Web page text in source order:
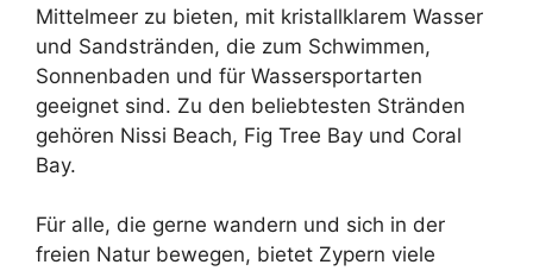
Mittelmeer zu bieten, mit kristallklarem Wasser
und Sandstränden, die zum Schwimmen,
Sonnenbaden und für Wassersportarten
geeignet sind. Zu den beliebtesten Stränden
gehören Nissi Beach, Fig Tree Bay und Coral
Bay.
Für alle, die gerne wandern und sich in der
freien Natur bewegen, bietet Zypern viele